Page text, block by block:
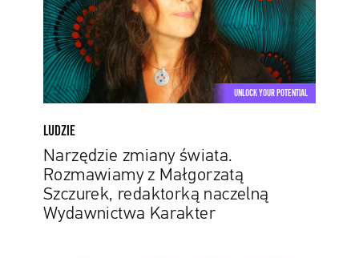
Małgorzatą
Szczurek,
redaktorką
naczelną
Wydawnictwa
Karakter
UNLOCK YOUR POTENTIAL
LUDZIE
Narzędzie zmiany świata.
Rozmawiamy z Małgorzatą
Szczurek, redaktorką naczelną
Wydawnictwa Karakter